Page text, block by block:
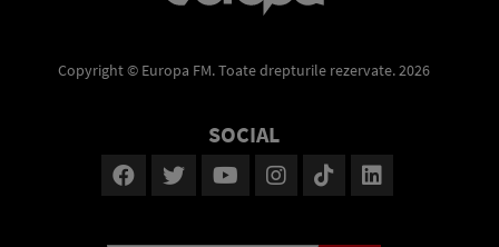
Copyright © Europa FM. Toate drepturile rezervate. 2026
SOCIAL